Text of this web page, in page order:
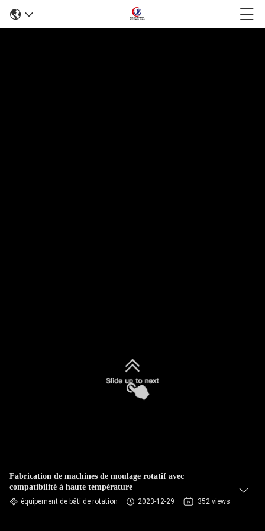
Fabrication de machines de moulage rotatif avec
compatibilité à haute température
équipement de bâti de rotation 2023-12-29 352 views